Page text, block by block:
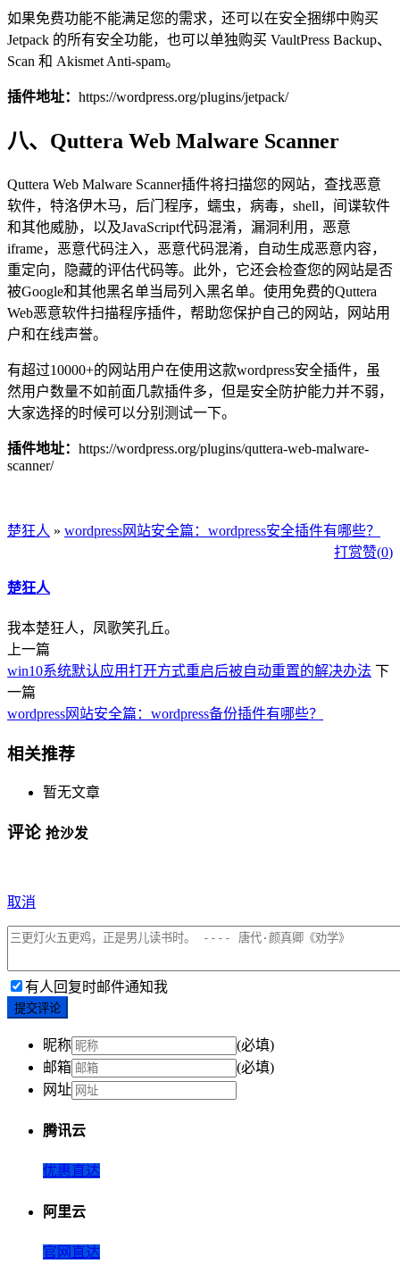
如果免费功能不能满足您的需求，还可以在安全捆绑中购买
Jetpack 的所有安全功能，也可以单独购买 VaultPress Backup、
Scan 和 Akismet Anti-spam。
插件地址： https://wordpress.org/plugins/jetpack/
八、Quttera Web Malware Scanner
Quttera Web Malware Scanner插件将扫描您的网站，查找恶意
软件，特洛伊木马，后门程序，蠕虫，病毒，shell，间谍软件
和其他威胁，以及JavaScript代码混淆，漏洞利用，恶意
iframe，恶意代码注入，恶意代码混淆，自动生成恶意内容，
重定向，隐藏的评估代码等。此外，它还会检查您的网站是否
被Google和其他黑名单当局列入黑名单。使用免费的Quttera
Web恶意软件扫描程序插件，帮助您保护自己的网站，网站用
户和在线声誉。
有超过10000+的网站用户在使用这款wordpress安全插件，虽
然用户数量不如前面几款插件多，但是安全防护能力并不弱，
大家选择的时候可以分别测试一下。
插件地址： https://wordpress.org/plugins/quttera-web-malware-
scanner/
楚狂人 » wordpress网站安全篇：wordpress安全插件有哪些？
打赏赞(0)
楚狂人
我本楚狂人，凤歌笑孔丘。
上一篇
win10系统默认应用打开方式重启后被自动重置的解决办法 下
一篇
wordpress网站安全篇：wordpress备份插件有哪些？
相关推荐
暂无文章
评论 抢沙发
取消
有人回复时邮件通知我
提交评论
昵称
(必填)
邮箱
(必填)
网址
腾讯云
优惠直达
阿里云
官网直达